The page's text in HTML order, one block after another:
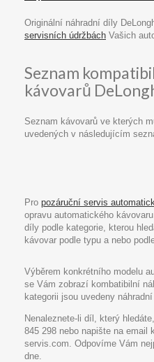
Originální náhradní díly
servisních údržbách Vašich
Seznam
kávovarů
Seznam kávovarů ve kterých
uvedených v následujícím
Pro pozáruční servis
opravu automatického
díly podle kategorie, kterou
kávovar podle typu a nebo
Výběrem konkrétního modelu
se Vám zobrazí kombatibilní
kategorii jsou uvedeny
Nenaleznete-li díl, který
845 298 nebo napište na email
servis.com. Odpovíme Vám
dne.